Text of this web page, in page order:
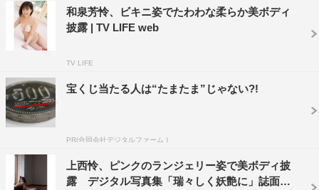
和泉芳怜、ビキニ姿でたわわな柔らか美ボディ
披露 | TV LIFE web
TV LIFE
宝くじ当たる人は“たまたま”じゃない?!
PR(合同会社デジタルファーム )
上西怜、ピンクのランジェリー姿で美ボディ披
露 デジタル写真集「瑞々しく妖艶に」誌面カ